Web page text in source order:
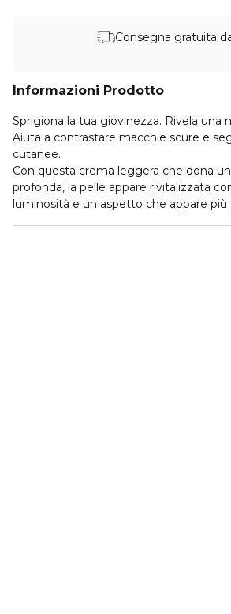
Consegna gratuita
Informazioni Prodotto
Sprigiona la tua giovinezza. Rivela una
Aiuta a contrastare macchie scure e
cutanee.
Con questa crema leggera che dona
profonda, la pelle appare rivitalizzata
luminosità e un aspetto che appare più